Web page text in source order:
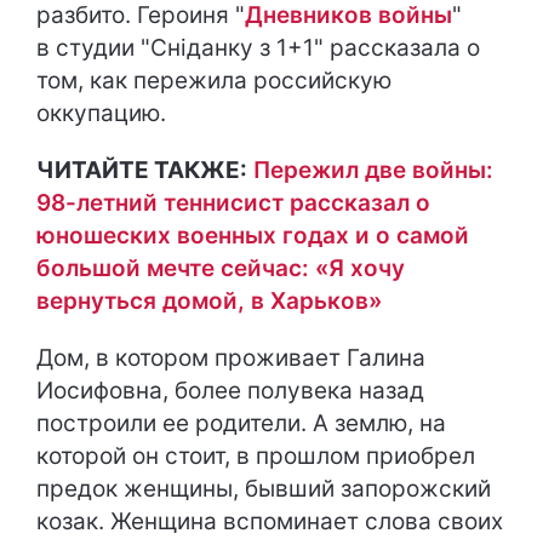
разбито. Героиня "Дневников войны"
в студии "Сніданку з 1+1" рассказала о
том, как пережила российскую
оккупацию.
ЧИТАЙТЕ ТАКЖЕ: Пережил две войны:
98-летний теннисист рассказал о
юношеских военных годах и о самой
большой мечте сейчас: «Я хочу
вернуться домой, в Харьков»
Дом, в котором проживает Галина
Иосифовна, более полувека назад
построили ее родители. А землю, на
которой он стоит, в прошлом приобрел
предок женщины, бывший запорожский
козак. Женщина вспоминает слова своих